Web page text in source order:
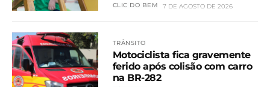
CLIC DO BEM 7 DE AGOSTO DE 2026
TRÂNSITO
Motociclista fica gravemente
ferido após colisão com carro
na BR-282